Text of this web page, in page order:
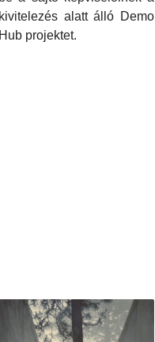
kivitelezés alatt álló Demo
Hub projektet.